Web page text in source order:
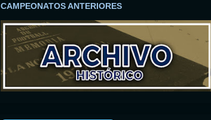
CAMPEONATOS ANTERIORES